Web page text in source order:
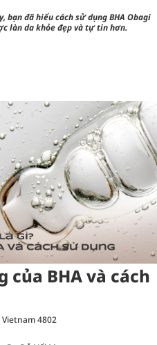
đã hiểu cách sử dụng BHA Obagi
làn da khỏe đẹp và tự tin hơn.
của BHA và cách
Vietnam4802